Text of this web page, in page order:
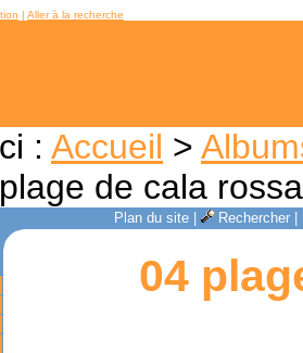
| Aller à la recherche
: Accueil >
de cala
Plan du site| Rechercher|
04